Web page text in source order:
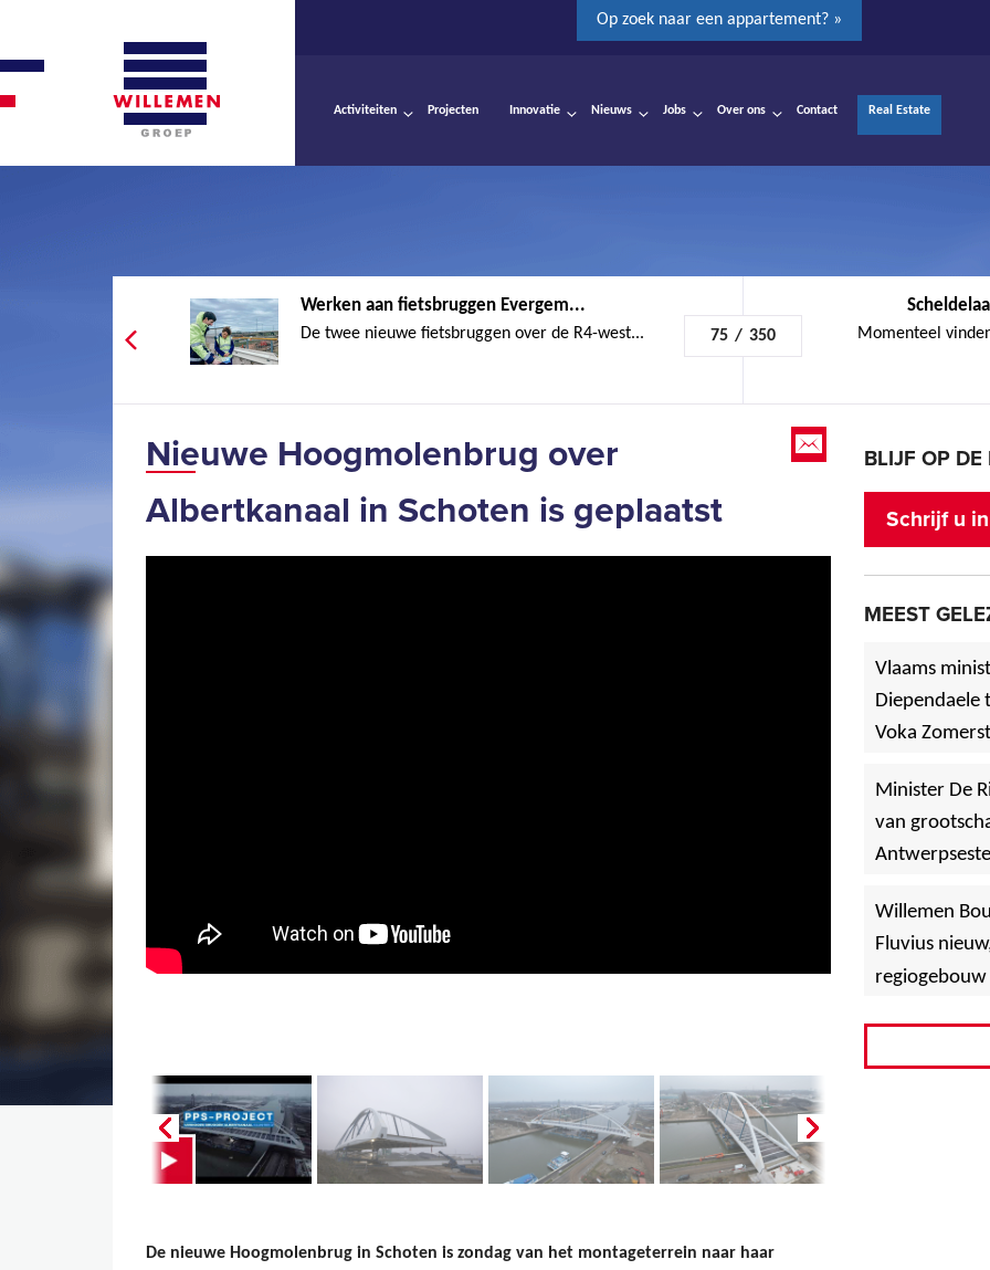
Op zoek naar een appartement? »
Activiteiten Projecten Innovatie Nieuws Jobs Over ons Contact Real Estate
Werken aan fietsbruggen Evergem...
De twee nieuwe fietsbruggen over de R4-west... 75 / 350 Momenteel
Nieuwe Hoogmolenbrug over
Albertkanaal in Schoten is geplaatst
De nieuwe Hoogmolenbrug in Schoten is zondag van het montageterrein naar haar
BLIJF OP DE
Schrijf u
MEEST
Vlaams
Voka
Minister De
van
Willemen
Fluvius